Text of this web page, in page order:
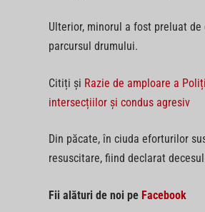
Ulterior, minorul a fost preluat
parcursul drumului.
Citiți și Razie de amploare a
intersecțiilor și condus agresiv
Din păcate, în ciuda eforturilor
resuscitare, fiind declarat
Fii alături de noi pe Facebook